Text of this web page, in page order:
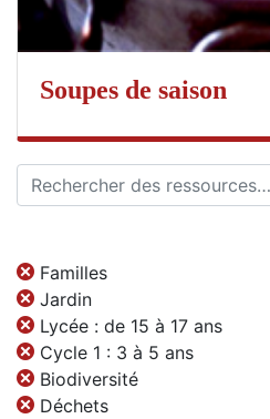
Soupes de saison
Familles
Jardin
Lycée : de 15 à 17 ans
Cycle 1 : 3 à 5 ans
Biodiversité
Déchets